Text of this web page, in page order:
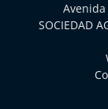
SOCIEDAD